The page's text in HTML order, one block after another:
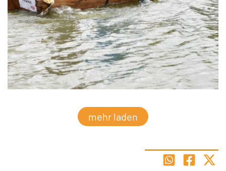
mehr laden